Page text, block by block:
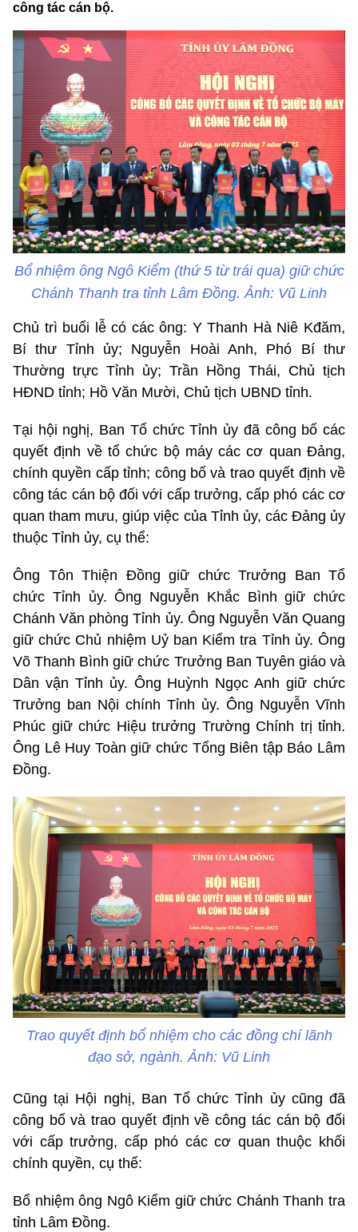
công tác cán bộ.
Bổ nhiệm ông Ngô Kiểm (thứ 5 từ trái qua) giữ chức
Chánh Thanh tra tỉnh Lâm Đồng. Ảnh: Vũ Linh
Chủ trì buổi lễ có các ông: Y Thanh Hà Niê Kđăm,
Bí thư Tỉnh ủy; Nguyễn Hoài Anh, Phó Bí thư
Thường trực Tỉnh ủy; Trần Hồng Thái, Chủ tịch
HĐND tỉnh; Hồ Văn Mười, Chủ tịch UBND tỉnh.
Tại hội nghị, Ban Tổ chức Tỉnh ủy đã công bố các
quyết định về tổ chức bộ máy các cơ quan Đảng,
chính quyền cấp tỉnh; công bố và trao quyết định về
công tác cán bộ đối với cấp trưởng, cấp phó các cơ
quan tham mưu, giúp việc của Tỉnh ủy, các Đảng ủy
thuộc Tỉnh ủy, cụ thể:
Ông Tôn Thiện Đồng giữ chức Trưởng Ban Tổ
chức Tỉnh ủy. Ông Nguyễn Khắc Bình giữ chức
Chánh Văn phòng Tỉnh ủy. Ông Nguyễn Văn Quang
giữ chức Chủ nhiệm Uỷ ban Kiểm tra Tỉnh ủy. Ông
Võ Thanh Bình giữ chức Trưởng Ban Tuyên giáo và
Dân vận Tỉnh ủy. Ông Huỳnh Ngọc Anh giữ chức
Trưởng ban Nội chính Tỉnh ủy. Ông Nguyễn Vĩnh
Phúc giữ chức Hiệu trưởng Trường Chính trị tỉnh.
Ông Lê Huy Toàn giữ chức Tổng Biên tập Báo Lâm
Đồng.
Trao quyết định bổ nhiệm cho các đồng chí lãnh
đạo sở, ngành. Ảnh: Vũ Linh
Cũng tại Hội nghị, Ban Tổ chức Tỉnh ủy cũng đã
công bố và trao quyết định về công tác cán bộ đối
với cấp trưởng, cấp phó các cơ quan thuộc khối
chính quyền, cụ thể:
Bổ nhiệm ông Ngô Kiểm giữ chức Chánh Thanh tra
tỉnh Lâm Đồng.